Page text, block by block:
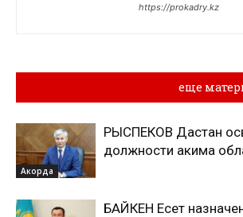
https://prokadry.kz
еще
Акорда
РЫСПЕКОВ Дастан
должности акима
БАЙКЕН Есет